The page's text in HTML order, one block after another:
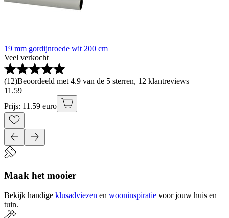
19 mm gordijnroede wit 200 cm
Veel verkocht
(12)Beoordeeld met 4.9 van de 5 sterren, 12 klantreviews
11.59
Prijs: 11.59 euro
Maak het mooier
Bekijk handige klusadviezen en wooninspiratie voor jouw huis en
tuin.